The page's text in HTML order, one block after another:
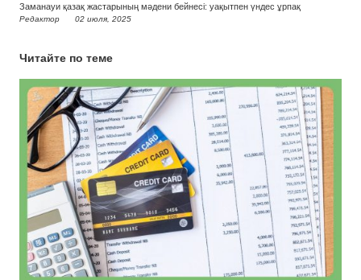
Заманауи қазақ жастарының мәдени бейнесі: уақытпен үндес ұрпақ
Редактор 02 июля, 2025
Читайте по теме